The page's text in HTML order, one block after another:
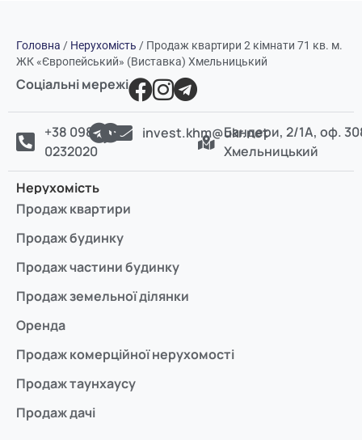
Головна / Нерухомість / Продаж квартири 2 кімнати 71 кв. м.
ЖК «Європейський» (Виставка) Хмельницький
Соціальні мережі
+38 098
0232020
invest.khm@ukr.netБандери, 2/1А, оф.
Хмельницький
Нерухомість
Продаж квартири
Продаж будинку
Продаж частини будинку
Продаж земельної ділянки
Оренда
Продаж комерційної нерухомості
Продаж таунхаусу
Продаж дачі